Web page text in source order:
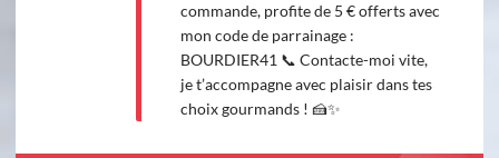
commande, profite de 5 € offerts avec
mon code de parrainage :
BOURDIER41 📞 Contacte-moi vite,
je t’accompagne avec plaisir dans tes
choix gourmands ! 🍰✨